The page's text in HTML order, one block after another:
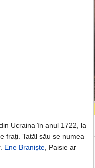
Ucraina în anul 1722, la
frați. Tatăl său se numea
Ene Braniște , Paisie ar